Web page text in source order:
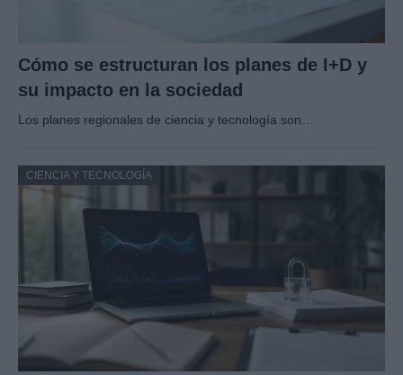
Cómo se estructuran los planes de I+D y
su impacto en la sociedad
Los planes regionales de ciencia y tecnología son…
CIENCIA Y TECNOLOGÍA